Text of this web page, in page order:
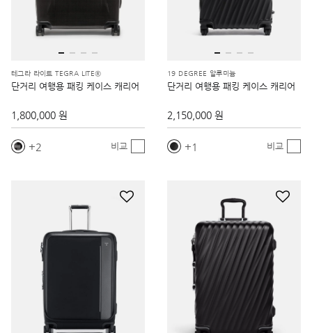
테그라 라이트 TEGRA LITE®
단거리 여행용 패킹 케이스 캐리어
1,800,000 원
2 비교
19 DEGREE 알루미늄
단거리 여행용 패킹 케이스 캐리어
2,150,000 원
1 비교